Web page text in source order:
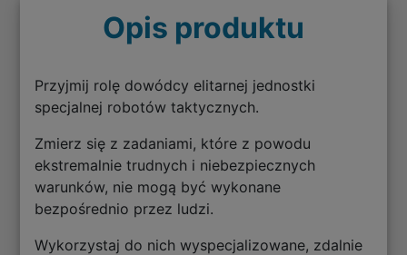
Opis produktu
Przyjmij rolę dowódcy elitarnej jednostki
specjalnej robotów taktycznych.
Zmierz się z zadaniami, które z powodu
ekstremalnie trudnych i niebezpiecznych
warunków, nie mogą być wykonane
bezpośrednio przez ludzi.
Wykorzystaj do nich wyspecjalizowane, zdalnie